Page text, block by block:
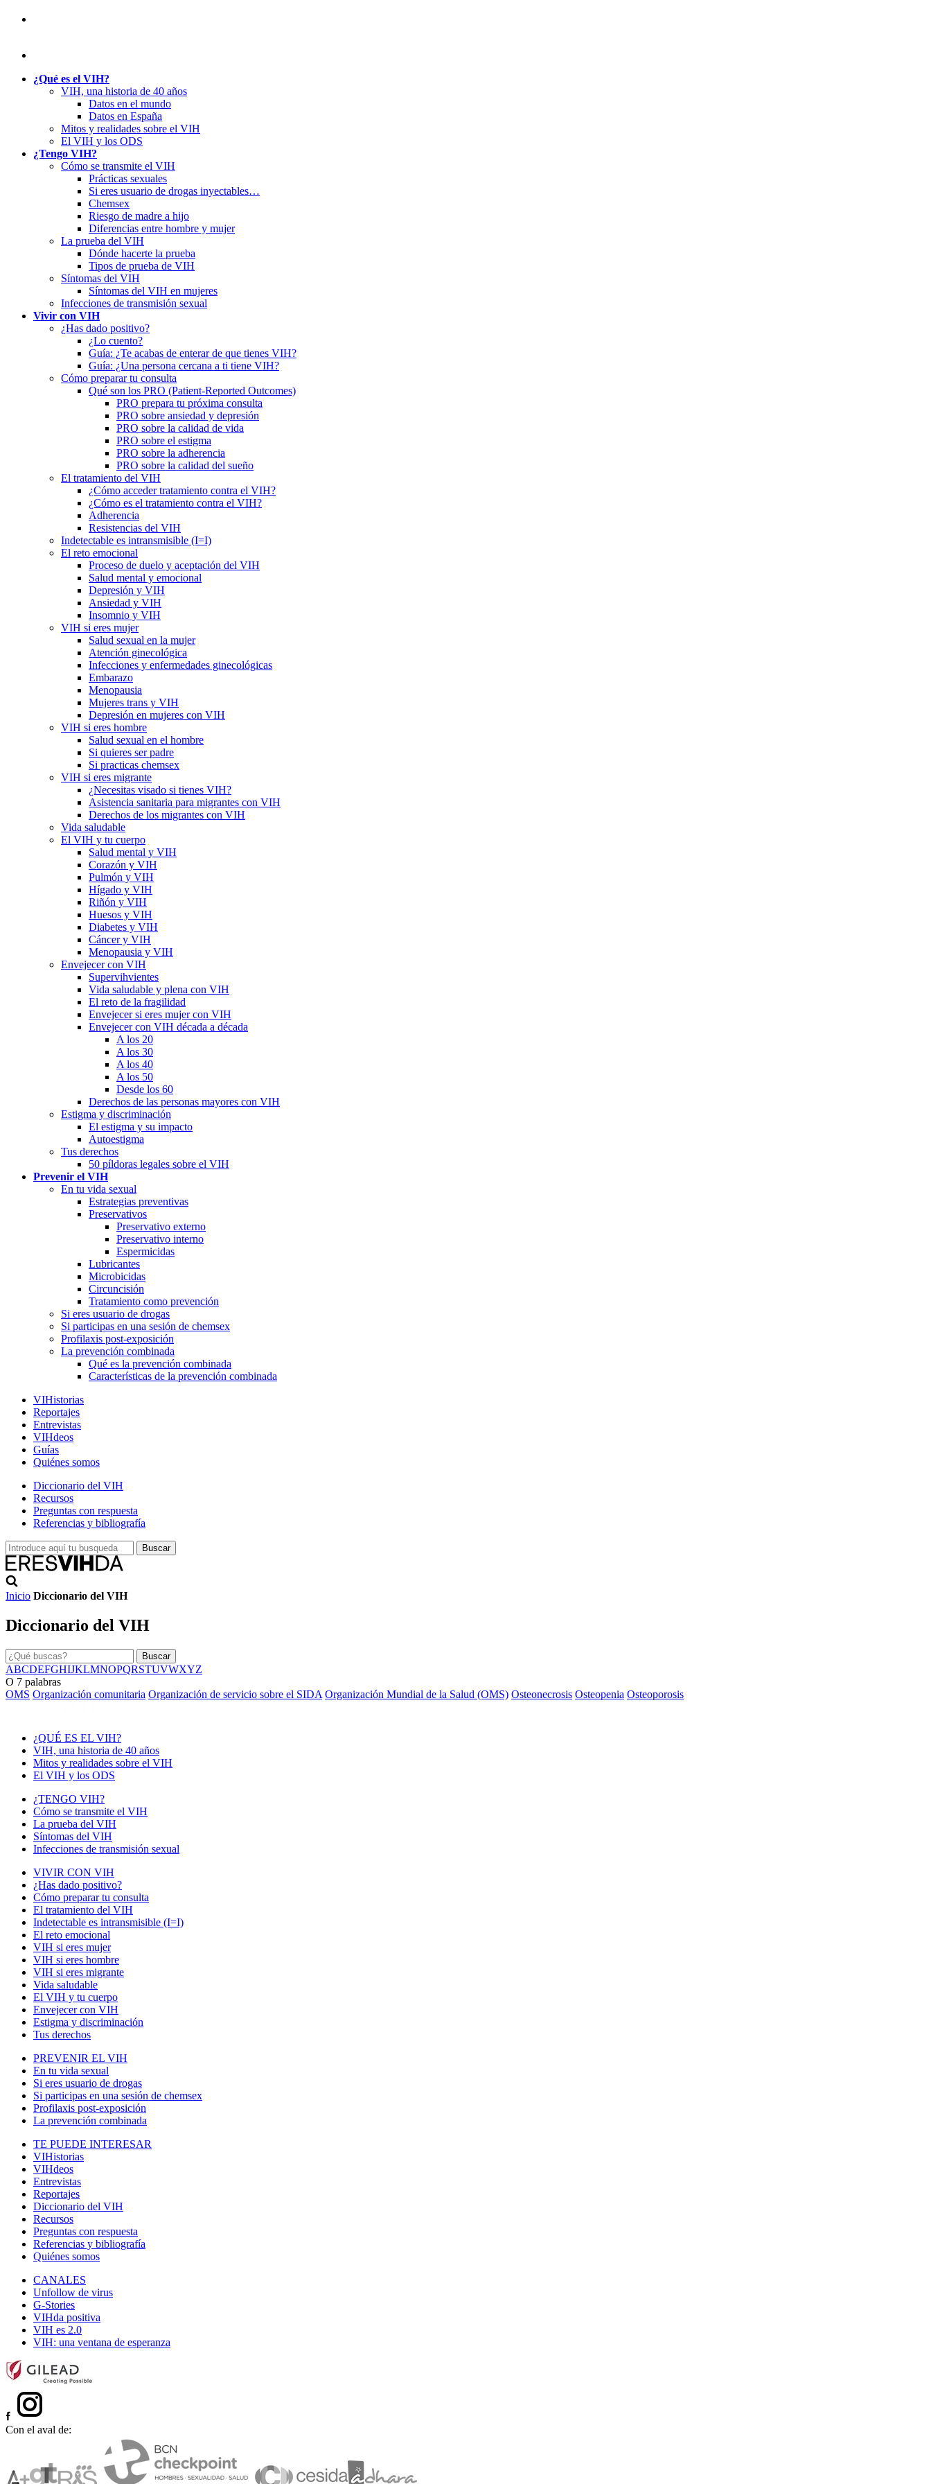
¿Qué es el VIH?
VIH, una historia de 40 años
Datos en el mundo
Datos en España
Mitos y realidades sobre el VIH
El VIH y los ODS
¿Tengo VIH?
Cómo se transmite el VIH
Prácticas sexuales
Si eres usuario de drogas inyectables…
Chemsex
Riesgo de madre a hijo
Diferencias entre hombre y mujer
La prueba del VIH
Dónde hacerte la prueba
Tipos de prueba de VIH
Síntomas del VIH
Síntomas del VIH en mujeres
Infecciones de transmisión sexual
Vivir con VIH
¿Has dado positivo?
¿Lo cuento?
Guía: ¿Te acabas de enterar de que tienes VIH?
Guía: ¿Una persona cercana a ti tiene VIH?
Cómo preparar tu consulta
Qué son los PRO (Patient-Reported Outcomes)
PRO prepara tu próxima consulta
PRO sobre ansiedad y depresión
PRO sobre la calidad de vida
PRO sobre el estigma
PRO sobre la adherencia
PRO sobre la calidad del sueño
El tratamiento del VIH
¿Cómo acceder tratamiento contra el VIH?
¿Cómo es el tratamiento contra el VIH?
Adherencia
Resistencias del VIH
Indetectable es intransmisible (I=I)
El reto emocional
Proceso de duelo y aceptación del VIH
Salud mental y emocional
Depresión y VIH
Ansiedad y VIH
Insomnio y VIH
VIH si eres mujer
Salud sexual en la mujer
Atención ginecológica
Infecciones y enfermedades ginecológicas
Embarazo
Menopausia
Mujeres trans y VIH
Depresión en mujeres con VIH
VIH si eres hombre
Salud sexual en el hombre
Si quieres ser padre
Si practicas chemsex
VIH si eres migrante
¿Necesitas visado si tienes VIH?
Asistencia sanitaria para migrantes con VIH
Derechos de los migrantes con VIH
Vida saludable
El VIH y tu cuerpo
Salud mental y VIH
Corazón y VIH
Pulmón y VIH
Hígado y VIH
Riñón y VIH
Huesos y VIH
Diabetes y VIH
Cáncer y VIH
Menopausia y VIH
Envejecer con VIH
Supervihvientes
Vida saludable y plena con VIH
El reto de la fragilidad
Envejecer si eres mujer con VIH
Envejecer con VIH década a década
A los 20
A los 30
A los 40
A los 50
Desde los 60
Derechos de las personas mayores con VIH
Estigma y discriminación
El estigma y su impacto
Autoestigma
Tus derechos
50 píldoras legales sobre el VIH
Prevenir el VIH
En tu vida sexual
Estrategias preventivas
Preservativos
Preservativo externo
Preservativo interno
Espermicidas
Lubricantes
Microbicidas
Circuncisión
Tratamiento como prevención
Si eres usuario de drogas
Si participas en una sesión de chemsex
Profilaxis post-exposición
La prevención combinada
Qué es la prevención combinada
Características de la prevención combinada
VIHistorias
Reportajes
Entrevistas
VIHdeos
Guías
Quiénes somos
Diccionario del VIH
Recursos
Preguntas con respuesta
Referencias y bibliografía
Inicio Diccionario del VIH
Diccionario del VIH
Buscar
ABCDEFGHIJKLMNOPQRSTUVWXYZ
O 7 palabras
OMS Organización comunitaria Organización de servicio sobre el SIDA Organización Mundial de la Salud (OMS) Osteonecrosis Osteopenia Osteoporosis
¿QUÉ ES EL VIH?
VIH, una historia de 40 años
Mitos y realidades sobre el VIH
El VIH y los ODS
¿TENGO VIH?
Cómo se transmite el VIH
La prueba del VIH
Síntomas del VIH
Infecciones de transmisión sexual
VIVIR CON VIH
¿Has dado positivo?
Cómo preparar tu consulta
El tratamiento del VIH
Indetectable es intransmisible (I=I)
El reto emocional
VIH si eres mujer
VIH si eres hombre
VIH si eres migrante
Vida saludable
El VIH y tu cuerpo
Envejecer con VIH
Estigma y discriminación
Tus derechos
PREVENIR EL VIH
En tu vida sexual
Si eres usuario de drogas
Si participas en una sesión de chemsex
Profilaxis post-exposición
La prevención combinada
TE PUEDE INTERESAR
VIHistorias
VIHdeos
Entrevistas
Reportajes
Diccionario del VIH
Recursos
Preguntas con respuesta
Referencias y bibliografía
Quiénes somos
CANALES
Unfollow de virus
G-Stories
VIHda positiva
VIH es 2.0
VIH: una ventana de esperanza
Con el aval de: